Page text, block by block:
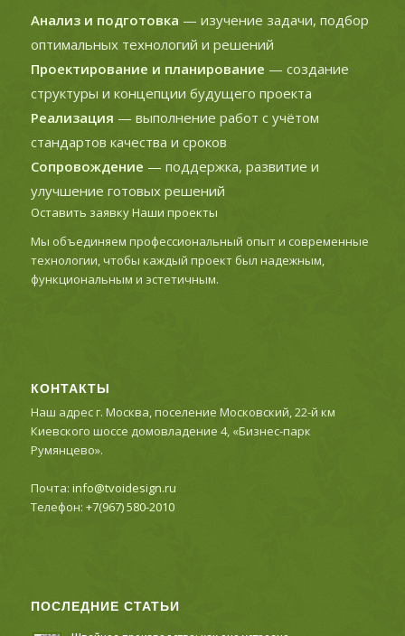
Анализ и подготовка — изучение задачи, подбор
оптимальных технологий и решений
Проектирование и планирование — создание
структуры и концепции будущего проекта
Реализация — выполнение работ с учётом
стандартов качества и сроков
Сопровождение — поддержка, развитие и
улучшение готовых решений
Оставить заявкуНаши проекты
Мы объединяем профессиональный опыт и современные
технологии, чтобы каждый проект был надежным,
функциональным и эстетичным.
КОНТАКТЫ
Наш адрес г. Москва, поселение Московский, 22-й км
Киевского шоссе домовладение 4, «Бизнес-парк
Румянцево».
Почта: info@tvoidesign.ru
Телефон: +7(967) 580-2010
ПОСЛЕДНИЕ СТАТЬИ